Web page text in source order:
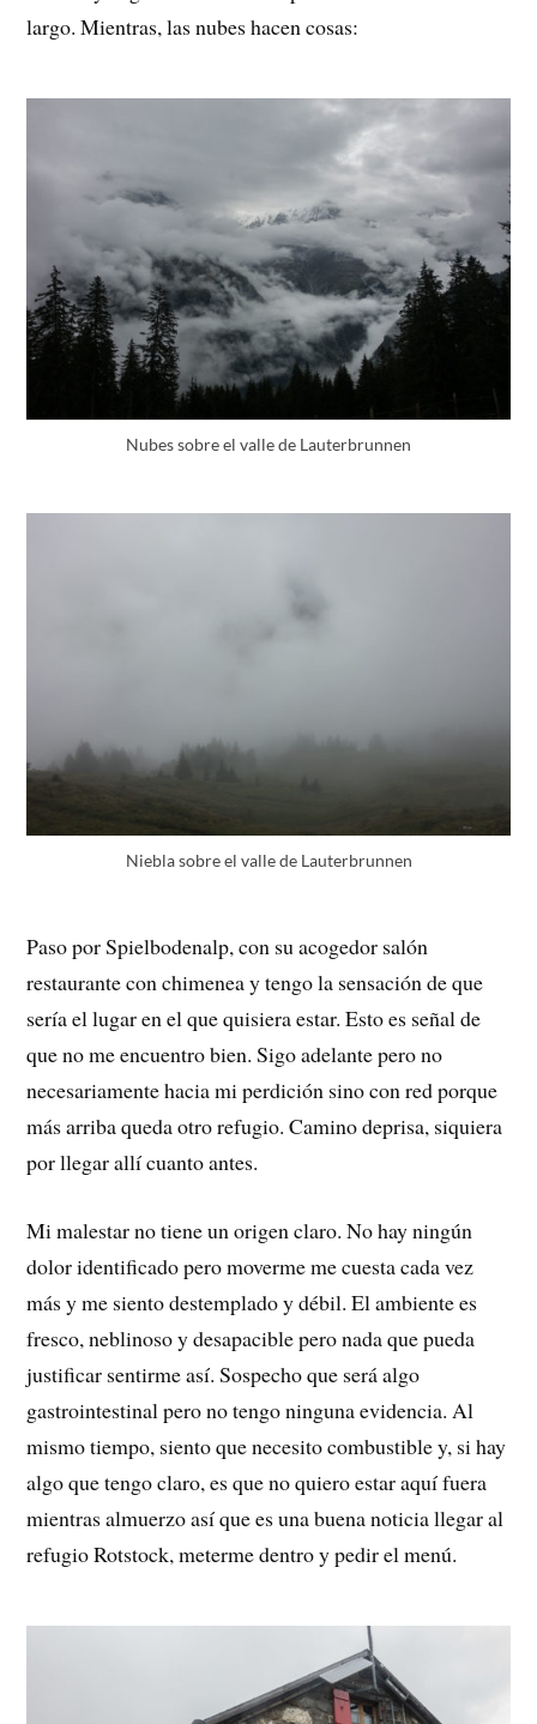
largo. Mientras, las nubes hacen cosas:
Nubes sobre el valle de Lauterbrunnen
Niebla sobre el valle de Lauterbrunnen
Paso por Spielbodenalp, con su acogedor salón
restaurante con chimenea y tengo la sensación de que
sería el lugar en el que quisiera estar. Esto es señal de
que no me encuentro bien. Sigo adelante pero no
necesariamente hacia mi perdición sino con red porque
más arriba queda otro refugio. Camino deprisa, siquiera
por llegar allí cuanto antes.
Mi malestar no tiene un origen claro. No hay ningún
dolor identificado pero moverme me cuesta cada vez
más y me siento destemplado y débil. El ambiente es
fresco, neblinoso y desapacible pero nada que pueda
justificar sentirme así. Sospecho que será algo
gastrointestinal pero no tengo ninguna evidencia. Al
mismo tiempo, siento que necesito combustible y, si hay
algo que tengo claro, es que no quiero estar aquí fuera
mientras almuerzo así que es una buena noticia llegar al
refugio Rotstock, meterme dentro y pedir el menú.